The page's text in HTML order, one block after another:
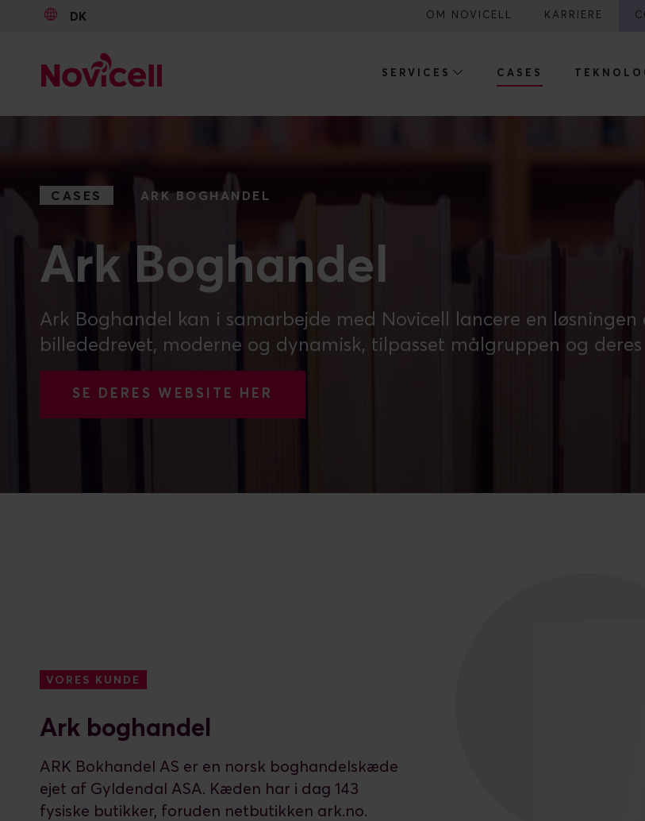
DK OM NOVICELL KARRIERE
SERVICES CASES
CASES ARK BOGHANDEL
Ark Boghandel
Ark Boghandel kan i samarbejde med Novicell lancere en løsningen
SE DERES WEBSITE HER
VORES KUNDE
Ark boghandel
ARK Bokhandel AS er en norsk boghandelskæde
ejet af Gyldendal ASA. Kæden har i dag 143
fysiske butikker, foruden netbutikken ark.no.